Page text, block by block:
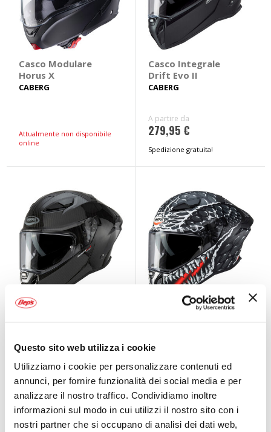
Questo sito web utilizza i cookie
Utilizziamo i cookie per personalizzare contenuti ed
annunci, per fornire funzionalità dei social media e per
analizzare il nostro traffico. Condividiamo inoltre
informazioni sul modo in cui utilizzi il nostro sito con i
nostri partner che si occupano di analisi dei dati web,
Casco Modulare
Horus X
CABERG
Attualmente non disponibile
online
Casco Integrale
Drift Evo II
CABERG
A partire da
279,95 €
Spedizione gratuita!
A partire da
379,95 €
Spedizione gratuita!
A partire da
314,95 €
Spedizione gratuita!